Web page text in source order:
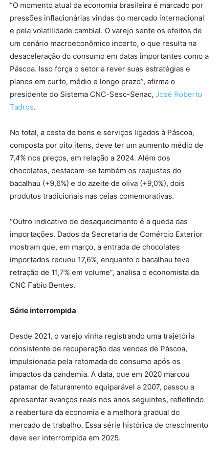
“O momento atual da economia brasileira é marcado por
pressões inflacionárias vindas do mercado internacional
e pela volatilidade cambial. O varejo sente os efeitos de
um cenário macroeconômico incerto, o que resulta na
desaceleração do consumo em datas importantes como a
Páscoa. Isso força o setor a rever suas estratégias e
planos em curto, médio e longo prazo”, afirma o
presidente do Sistema CNC-Sesc-Senac, José Roberto
Tadros.
No total, a cesta de bens e serviços ligados à Páscoa,
composta por oito itens, deve ter um aumento médio de
7,4% nos preços, em relação a 2024. Além dos
chocolates, destacam-se também os reajustes do
bacalhau (+9,6%) e do azeite de oliva (+9,0%), dois
produtos tradicionais nas ceias comemorativas.
“Outro indicativo de desaquecimento é a queda das
importações. Dados da Secretaria de Comércio Exterior
mostram que, em março, a entrada de chocolates
importados recuou 17,6%, enquanto o bacalhau teve
retração de 11,7% em volume”, analisa o economista da
CNC Fabio Bentes.
Série interrompida
Desde 2021, o varejo vinha registrando uma trajetória
consistente de recuperação das vendas de Páscoa,
impulsionada pela retomada do consumo após os
impactos da pandemia. A data, que em 2020 marcou
patamar de faturamento equiparável a 2007, passou a
apresentar avanços reais nos anos seguintes, refletindo
a reabertura da economia e a melhora gradual do
mercado de trabalho. Essa série histórica de crescimento
deve ser interrompida em 2025.